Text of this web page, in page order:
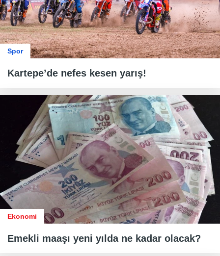
Spor
Kartepe’de nefes kesen yarış!
Ekonomi
Emekli maaşı yeni yılda ne kadar olacak?